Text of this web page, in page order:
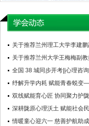
关于推荐兰州理工大学李建鹏
关于推荐兰州大学王梅梅副教
全国 38 城同步开考||心理咨
纾解升学内耗 赋能青春蜕变
双线赋能育心匠 协同聚力护
深耕陇原心理沃土 赋能社会
情暖童心迎六一 慈善护航助